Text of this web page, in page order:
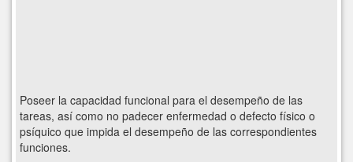
Poseer la capacidad funcional para el desempeño de las
tareas, así como no padecer enfermedad o defecto físico o
psíquico que impida el desempeño de las correspondientes
funciones.